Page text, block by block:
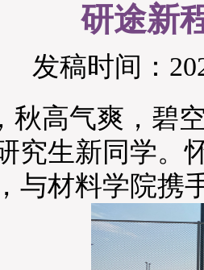
研途新
发稿时间：
秋高气爽，碧
究生新同学。
与材料学院携